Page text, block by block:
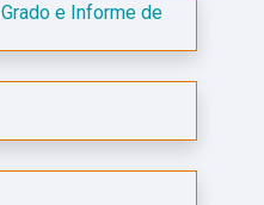
e Informe de